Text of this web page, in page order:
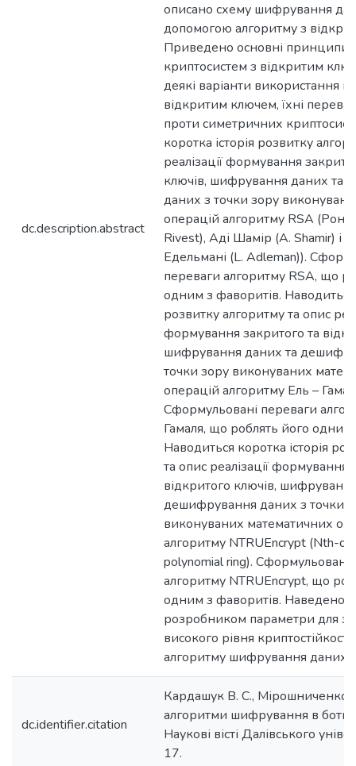
dc.description.abstract
описано схему шифрування
допомогою алгоритму з
Приведено основні принципи
криптосистем з відкритим
деякі варіанти використання
відкритим ключем, їхні
проти симетричних
коротка історія розвитку
реалізації формування
ключів, шифрування даних та
даних з точки зору
операцій алгоритму RSA
Rivest), Аді Шамір (A. Shamir) і
Едельмані (L. Adleman)).
переваги алгоритму RSA, що
одним з фаворитів. Наводиться
розвитку алгоритму та опис
формування закритого та
шифрування даних та
точки зору виконуваних
операцій алгоритму Ель –
Сформульовані переваги
Гамаля, що роблять його одним
Наводиться коротка історія
та опис реалізації формування
відкритого ключів,
дешифрування даних з точки
виконуваних математичних
алгоритму NTRUEncrypt (Nth-
polynomial ring). Сформульовані
алгоритму NTRUEncrypt, що
одним з фаворитів. Наведено,
розробником параметри для
високого рівня
алгоритму шифрування даних
dc.identifier.citation
Кардашук В. С., Мірошниченко
алгоритми шифрування в
Наукові вісті Далівського
17.